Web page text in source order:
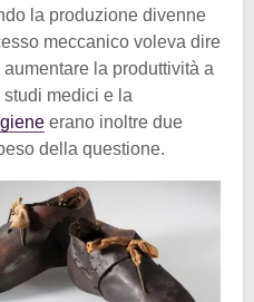
la produzione divenne
meccanico voleva dire
la produttività a
studi medici e la
erano inoltre due
della questione.